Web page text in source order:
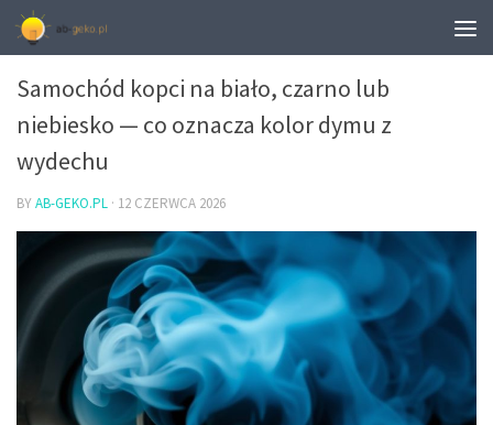
OBJAWY AWARII SAMOCHODU
Samochód kopci na biało, czarno lub
niebiesko — co oznacza kolor dymu z
wydechu
BYAB-GEKO.PL · 12 CZERWCA 2026